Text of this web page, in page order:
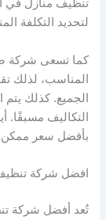
تنظيف منازل في
لتحديد التكلفة
كما تسعى شركة
المناسب، لذلك
الجميع. كذلك يتم
التكاليف مسبقًا.
بأفضل سعر
افضل شركة
تُعد أفضل شركة